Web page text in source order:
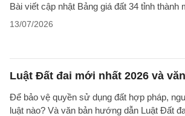
Bài viết cập nhật Bảng giá đất 34 tỉnh
13/07/2026
Luật Đất đai mới nhất 2026 và
Để bảo vệ quyền sử dụng đất hợp pháp,
luật nào? Và văn bản hướng dẫn Luật Đất